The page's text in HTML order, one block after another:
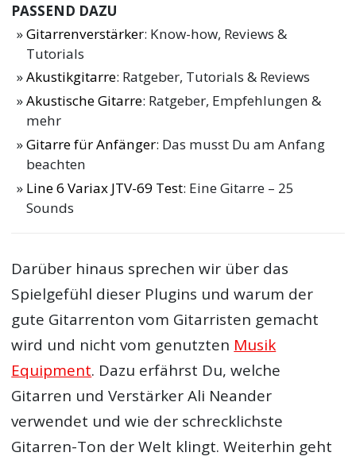
PASSEND DAZU
Gitarrenverstärker: Know-how, Reviews &
Tutorials
Akustikgitarre: Ratgeber, Tutorials & Reviews
Akustische Gitarre: Ratgeber, Empfehlungen &
mehr
Gitarre für Anfänger: Das musst Du am Anfang
beachten
Line 6 Variax JTV-69 Test: Eine Gitarre – 25
Sounds
Darüber hinaus sprechen wir über das
Spielgefühl dieser Plugins und warum der
gute Gitarrenton vom Gitarristen gemacht
wird und nicht vom genutzten Musik
Equipment. Dazu erfährst Du, welche
Gitarren und Verstärker Ali Neander
verwendet und wie der schrecklichste
Gitarren-Ton der Welt klingt. Weiterhin geht